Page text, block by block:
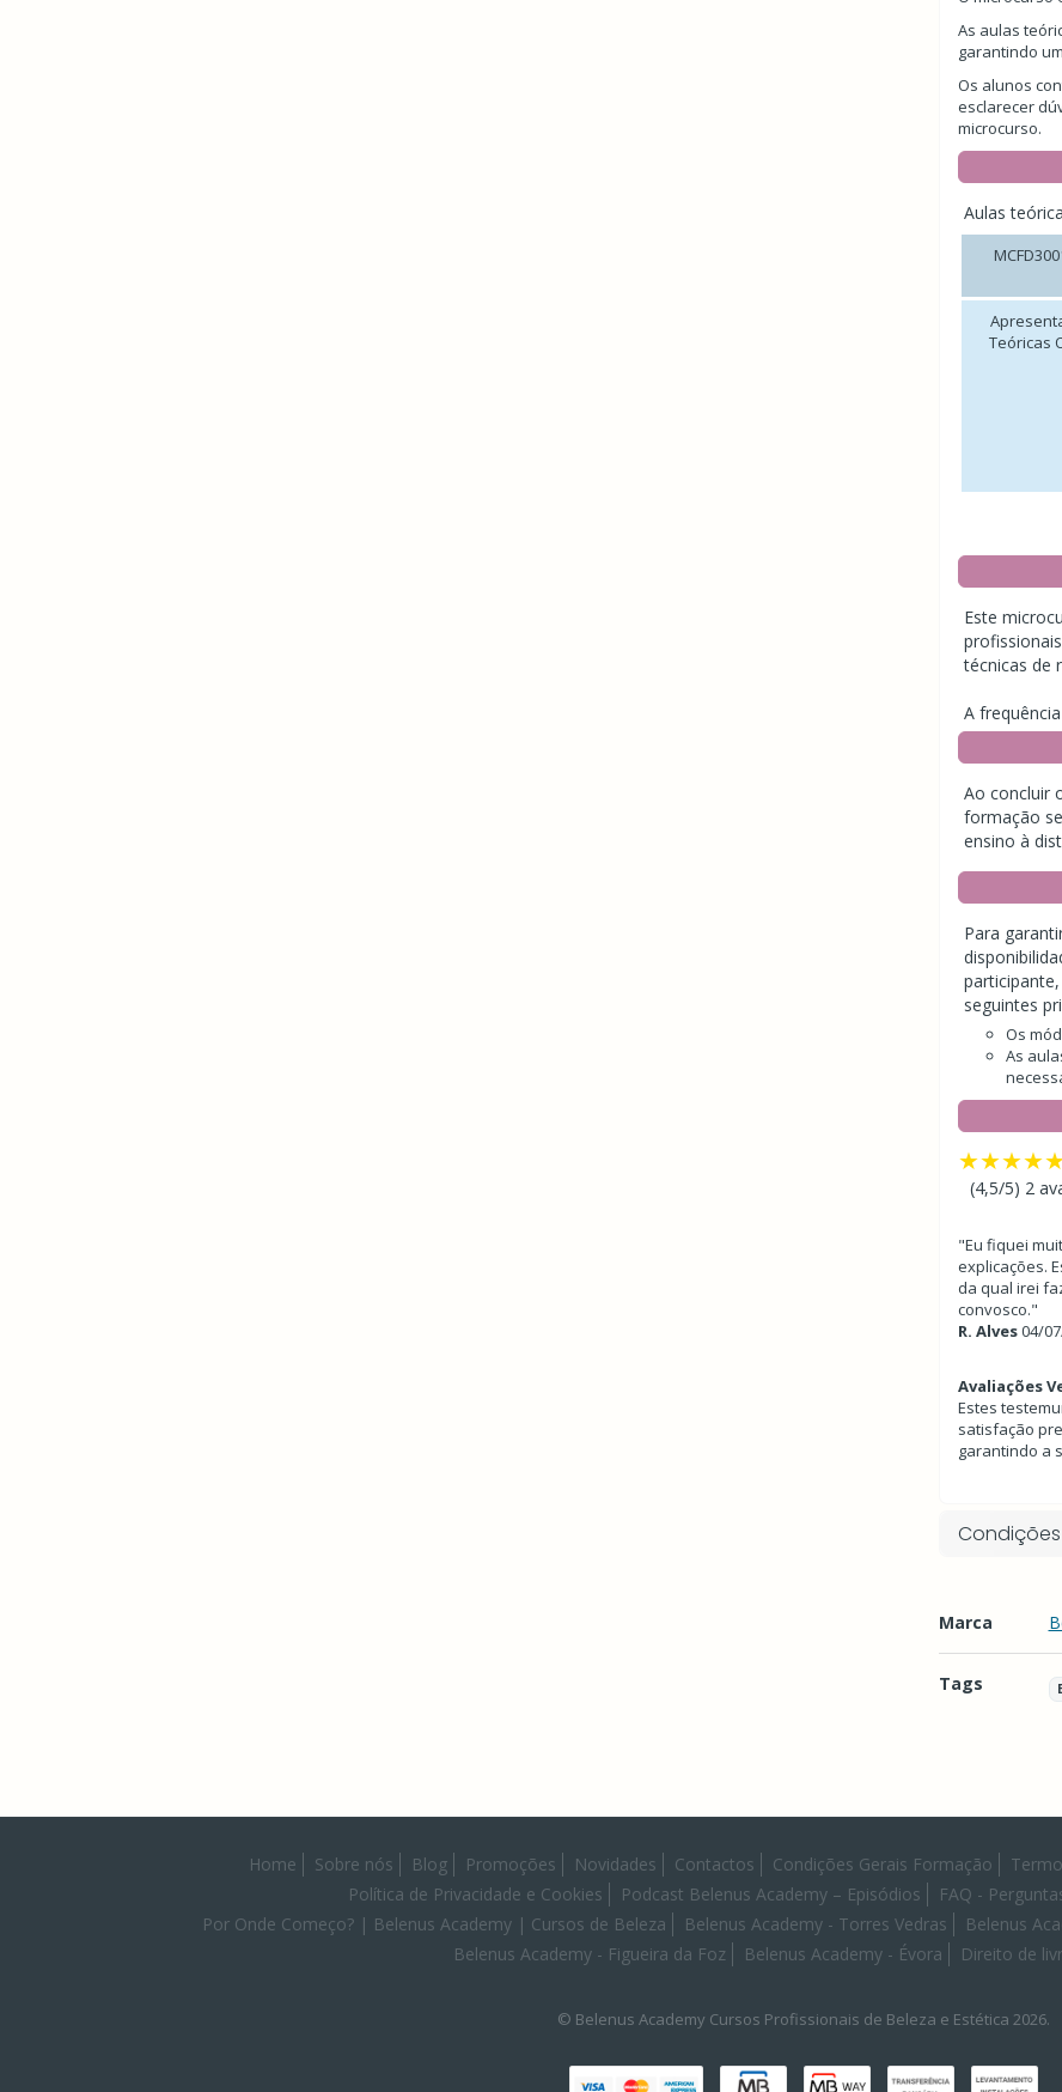
As aulas
garantindo
Os alunos
esclarecer
microcurso.
Aulas
Teóricas
Este
técnicas de
A
Ao concluir
formação
ensino à
Para
seguintes
Os
As
(4,5/5) 2
"Eu fiquei
explicações.
da qual irei
convosco."
R. Alves04/
Avaliações
Estes
satisfação
garantindo a
Marca
Tags
Home Sobre nós Blog Promoções Novidades Contactos Condições Gerais Formação
Política de Privacidade e Cookies
Podcast Belenus Academy – Episódios
FAQ -
Por Onde Começo? | Belenus Academy | Cursos de Beleza
Belenus Academy - Torres Vedras Belenus
Belenus Academy - Figueira da Foz
Belenus Academy - Évora Direito de
© Belenus Academy Cursos Profissionais de Beleza e Estética 2026.